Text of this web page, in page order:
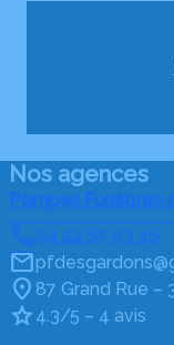
Nos agences
Pompes Funèbres
04 22 67 03 46
87 Grand Rue –
4.3/5 – 4 avis